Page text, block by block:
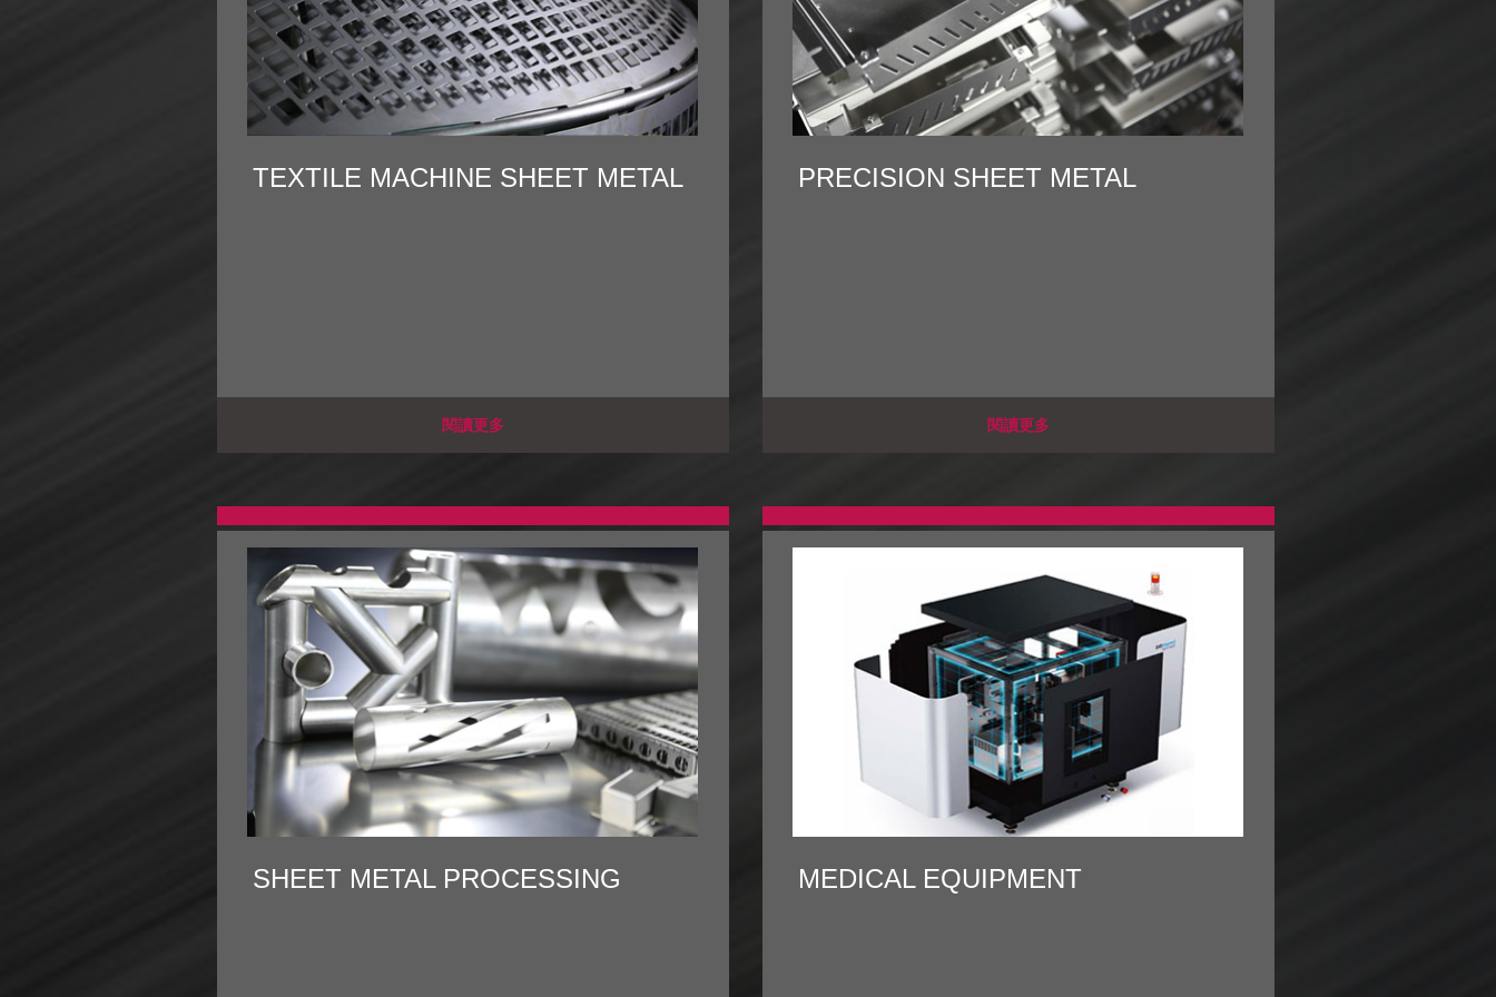
TEXTILE MACHINE SHEET METAL
閱讀更多
PRECISION SHEET METAL
閱讀更多
SHEET METAL PROCESSING MEDICAL EQUIPMENT